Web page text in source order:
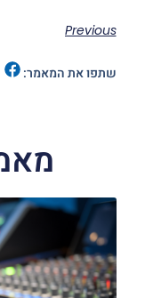
Previous
שתפו את המאמר: